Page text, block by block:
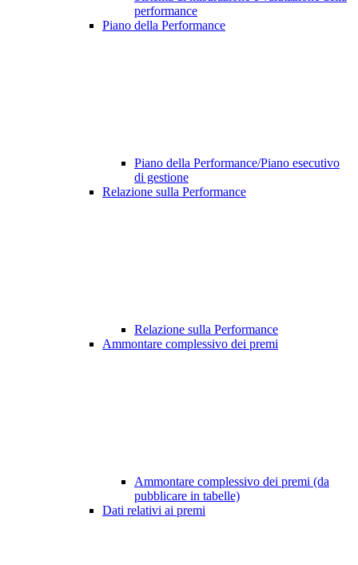
performance
Piano della Performance
Piano della Performance/Piano esecutivo
di gestione
Relazione sulla Performance
Relazione sulla Performance
Ammontare complessivo dei premi
Ammontare complessivo dei premi (da
pubblicare in tabelle)
Dati relativi ai premi